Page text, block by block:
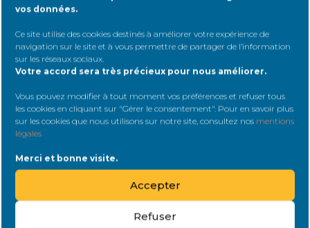
vos données.
Ce site utilise des cookies destinés à améliorer votre expérience de
navigation sur le site et à vous permettre de partager de l’information
sur les réseaux sociaux.
Votre accord sera très précieux pour nous améliorer.
Vous pouvez modifier à tout moment vos préférences et refuser tous
les cookies en cliquant sur "Gérer le consentement". Pour en savoir plus
sur les cookies que nous utilisons sur notre site, consultez nos mentions
légales
Merci et bonne visite.
Accepter
Refuser
Partagez
< Nos valeurs : le manifeste Renaloo
L'équipe opérationnelle >
Nos actions